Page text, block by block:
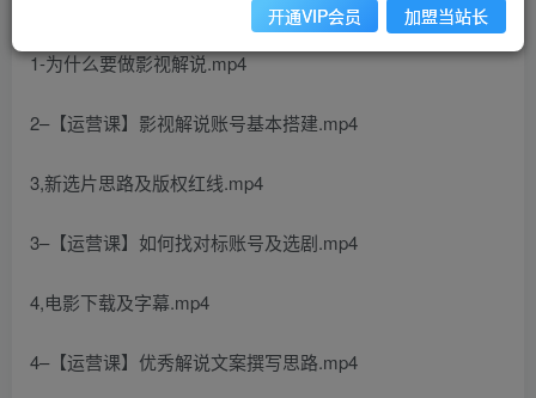
1-为什么要做影视解说.mp4
2–【运营课】影视解说账号基本搭建.mp4
3,新选片思路及版权红线.mp4
3–【运营课】如何找对标账号及选剧.mp4
4,电影下载及字幕.mp4
4–【运营课】优秀解说文案撰写思路.mp4
开通VIP会员 加盟当站长